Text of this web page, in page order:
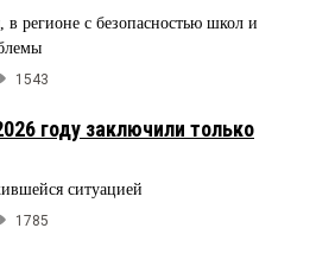
регионе с безопасностью школ и
1543
году заключили только
ситуацией
1785